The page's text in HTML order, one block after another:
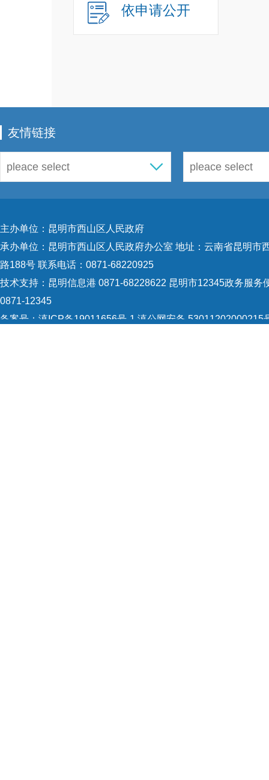
依申请公开
馆
（
友情链接
主办单位：昆明市西山区人民政府
承办单位：昆明市西山区人民政府办公室 地址：云南省昆明市
路188号 联系电话：0871-68220925
技术支持： 昆明信息港 0871-68228622 昆明市12345政务服务
0871-12345
备案号： 滇ICP备19011656号-1 滇公网安备 53011202000215